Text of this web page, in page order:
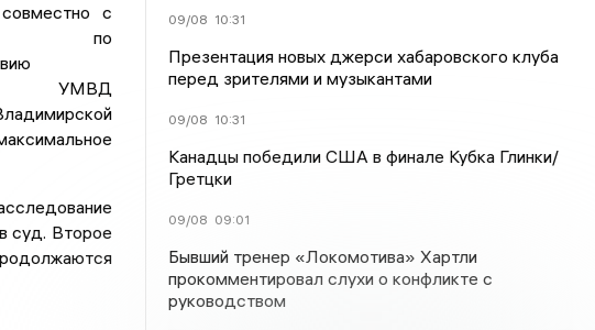
с
по
УМВД
суд. Второе
09/08 10:31
Презентация новых джерси хабаровского клуба
перед зрителями и музыкантами
09/08 10:31
Канадцы победили США в финале Кубка Глинки/
Гретцки
09/08 09:01
Бывший тренер «Локомотива» Хартли
прокомментировал слухи о конфликте с
руководством